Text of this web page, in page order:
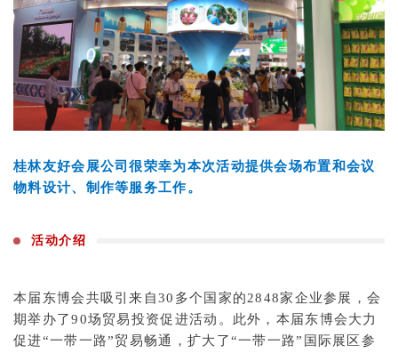
桂林友好会展公司很荣幸为本次活动提供会场布置和会议
物料设计、制作等服务工作。
活动介绍
本届东博会共吸引来自30多个国家的2848家企业参展，会
期举办了90场贸易投资促进活动。此外，本届东博会大力
促进“一带一路”贸易畅通，扩大了“一带一路”国际展区参